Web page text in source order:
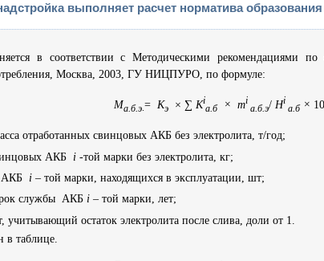
выполняет расчет норматива
в соответствии с Методическими рекомендациями по
Москва, 2003, ГУ НИЦПУРО, по формуле:
Ма.б.э.= Кэ × ∑ Кi
а.б × mi
а.б.э/ Нi
а.б ×
отработанных свинцовых АКБ без электролита, т/год;
АКБ i -той марки без электролита, кг;
АКБ i – той марки, находящихся в эксплуатации, шт;
службы АКБi – той марки, лет;
учитывающий остаток электролита после слива, доли от 1.
в таблице.